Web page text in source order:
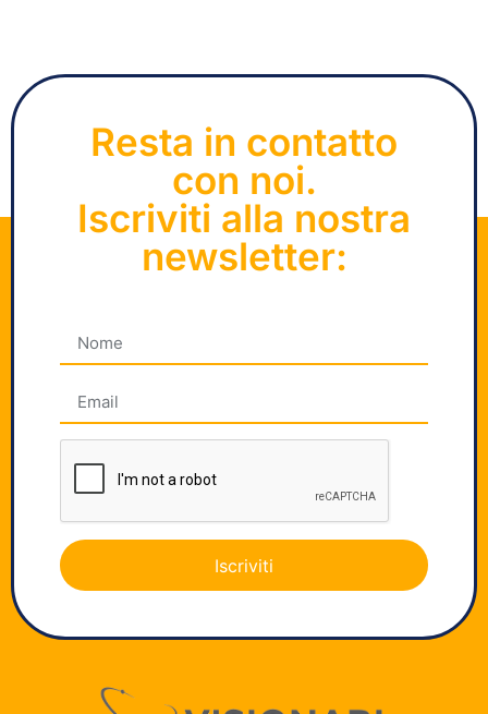
Resta in contatto
con noi.
Iscriviti alla nostra
newsletter:
Iscriviti